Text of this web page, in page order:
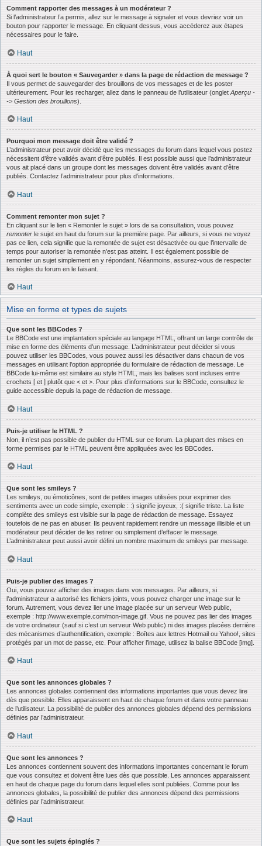
Comment rapporter des messages à un modérateur ?
Si l’administrateur l’a permis, allez sur le message à signaler et vous devriez voir un
bouton pour rapporter le message. En cliquant dessus, vous accéderez aux étapes
nécessaires pour le faire.
Haut
À quoi sert le bouton « Sauvegarder » dans la page de rédaction de message ?
Il vous permet de sauvegarder des brouillons de vos messages et de les poster
ultérieurement. Pour les recharger, allez dans le panneau de l’utilisateur (onglet Aperçu -
-> Gestion des brouillons).
Haut
Pourquoi mon message doit être validé ?
L’administrateur peut avoir décidé que les messages du forum dans lequel vous postez
nécessitent d’être validés avant d’être publiés. Il est possible aussi que l’administrateur
vous ait placé dans un groupe dont les messages doivent être validés avant d’être
publiés. Contactez l’administrateur pour plus d’informations.
Haut
Comment remonter mon sujet ?
En cliquant sur le lien « Remonter le sujet » lors de sa consultation, vous pouvez
remonter le sujet en haut du forum sur la première page. Par ailleurs, si vous ne voyez
pas ce lien, cela signifie que la remontée de sujet est désactivée ou que l’intervalle de
temps pour autoriser la remontée n’est pas atteint. Il est également possible de
remonter un sujet simplement en y répondant. Néanmoins, assurez-vous de respecter
les règles du forum en le faisant.
Haut
Mise en forme et types de sujets
Que sont les BBCodes ?
Le BBCode est une implantation spéciale au langage HTML, offrant un large contrôle de
mise en forme des éléments d’un message. L’administrateur peut décider si vous
pouvez utiliser les BBCodes, vous pouvez aussi les désactiver dans chacun de vos
messages en utilisant l’option appropriée du formulaire de rédaction de message. Le
BBCode lui-même est similaire au style HTML, mais les balises sont incluses entre
crochets [ et ] plutôt que < et >. Pour plus d’informations sur le BBCode, consultez le
guide accessible depuis la page de rédaction de message.
Haut
Puis-je utiliser le HTML ?
Non, il n’est pas possible de publier du HTML sur ce forum. La plupart des mises en
forme permises par le HTML peuvent être appliquées avec les BBCodes.
Haut
Que sont les smileys ?
Les smileys, ou émoticônes, sont de petites images utilisées pour exprimer des
sentiments avec un code simple, exemple : :) signifie joyeux, :( signifie triste. La liste
complète des smileys est visible sur la page de rédaction de message. Essayez
toutefois de ne pas en abuser. Ils peuvent rapidement rendre un message illisible et un
modérateur peut décider de les retirer ou simplement d’effacer le message.
L’administrateur peut aussi avoir défini un nombre maximum de smileys par message.
Haut
Puis-je publier des images ?
Oui, vous pouvez afficher des images dans vos messages. Par ailleurs, si
l’administrateur a autorisé les fichiers joints, vous pouvez charger une image sur le
forum. Autrement, vous devez lier une image placée sur un serveur Web public,
exemple : http://www.exemple.com/mon-image.gif. Vous ne pouvez pas lier des images
de votre ordinateur (sauf si c’est un serveur Web public) ni des images placées derrière
des mécanismes d’authentification, exemple : Boîtes aux lettres Hotmail ou Yahoo!, sites
protégés par un mot de passe, etc. Pour afficher l’image, utilisez la balise BBCode [img].
Haut
Que sont les annonces globales ?
Les annonces globales contiennent des informations importantes que vous devez lire
dès que possible. Elles apparaissent en haut de chaque forum et dans votre panneau
de l’utilisateur. La possibilité de publier des annonces globales dépend des permissions
définies par l’administrateur.
Haut
Que sont les annonces ?
Les annonces contiennent souvent des informations importantes concernant le forum
que vous consultez et doivent être lues dès que possible. Les annonces apparaissent
en haut de chaque page du forum dans lequel elles sont publiées. Comme pour les
annonces globales, la possibilité de publier des annonces dépend des permissions
définies par l’administrateur.
Haut
Que sont les sujets épinglés ?